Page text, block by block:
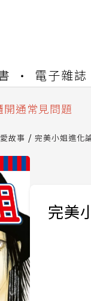
電子雜誌
閱讀資產合併與
鐘完成書櫃開通
讀資產合併與
故事 完美小姐進化
完美